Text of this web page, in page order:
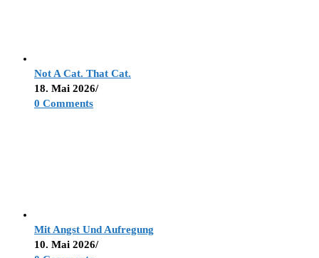
Not A Cat. That Cat.
18. Mai 2026/
0 Comments
Mit Angst Und Aufregung
10. Mai 2026/